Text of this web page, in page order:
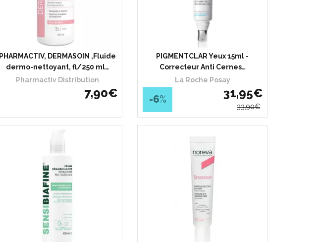
PHARMACTIV, DERMASOIN ,Fluide
dermo-nettoyant, fl/250 ml…
Pharmactiv Distribution
7,90€
PIGMENTCLAR Yeux 15ml -
Correcteur Anti Cernes…
La Roche Posay
31,95€
33,90€
-6%